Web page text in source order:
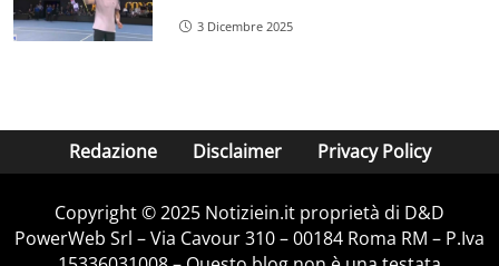
3 Dicembre 2025
Redazione Disclaimer Privacy Policy
Copyright © 2025 Notiziein.it proprietà di D&D
PowerWeb Srl – Via Cavour 310 – 00184 Roma RM – P.Iva